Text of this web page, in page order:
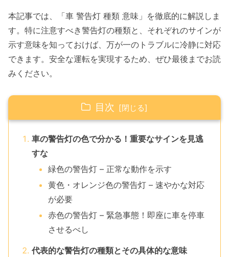
本記事では、「車 警告灯 種類 意味」を徹底的に解説しま
す。特に注意すべき警告灯の種類と、それぞれのサインが
示す意味を知っておけば、万が一のトラブルに冷静に対応
できます。安全な運転を実現するため、ぜひ最後までお読
みください。
目次
車の警告灯の色で分かる！重要なサインを見逃
すな
緑色の警告灯 – 正常な動作を示す
黄色・オレンジ色の警告灯 – 速やかな対応
が必要
赤色の警告灯 – 緊急事態！即座に車を停車
させるべし
代表的な警告灯の種類とその具体的な意味